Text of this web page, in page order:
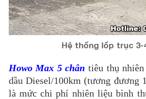
Hệ thống lốp trục 3-
Howo Max 5 chân tiêu thụ
dầu Diesel/100km (tương đương
là mức chi phí nhiên liệu bình